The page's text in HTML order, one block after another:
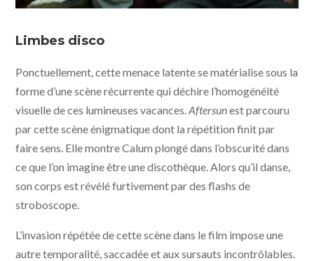
Distribution
Limbes disco
Ponctuellement, cette menace latente se matérialise sous la
forme d’une scène récurrente qui déchire l’homogénéité
visuelle de ces lumineuses vacances.Aftersunest parcouru
par cette scène énigmatique dont la répétition finit par
faire sens. Elle montre Calum plongé dans l’obscurité dans
ce que l’on imagine être une discothèque. Alors qu’il danse,
son corps est révélé furtivement par des flashs de
stroboscope.
L’invasion répétée de cette scène dans le film impose une
autre temporalité, saccadée et aux sursauts incontrôlables.